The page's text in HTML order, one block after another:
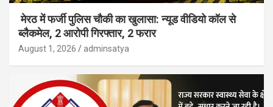
मेरठ में फर्जी पुलिस चौकी का खुलासा: न्यूड वीडियो कॉल से
ब्लैकमेल, 2 आरोपी गिरफ्तार, 2 फरार
August 1, 2026 adminsatya